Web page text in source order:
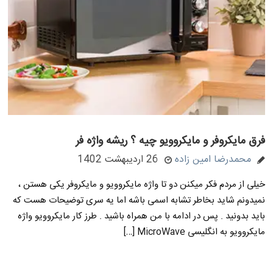
فرق مایکروفر و مایکروویو چیه ؟ ریشه واژه فر
محمدرضا امین زاده 26 اردیبهشت 1402
خیلی از مردم فکر میکنن دو تا واژه مایکروویو و مایکروفر یکی هستن ،
نمیدونم شاید بخاطر تشابه اسمی باشه اما یه سری توضیحات هست که
باید بدونید . پس در ادامه با من همراه باشید . طرز کار مایکروویو واژه
مایکروویو به انگلیسی MicroWave […]